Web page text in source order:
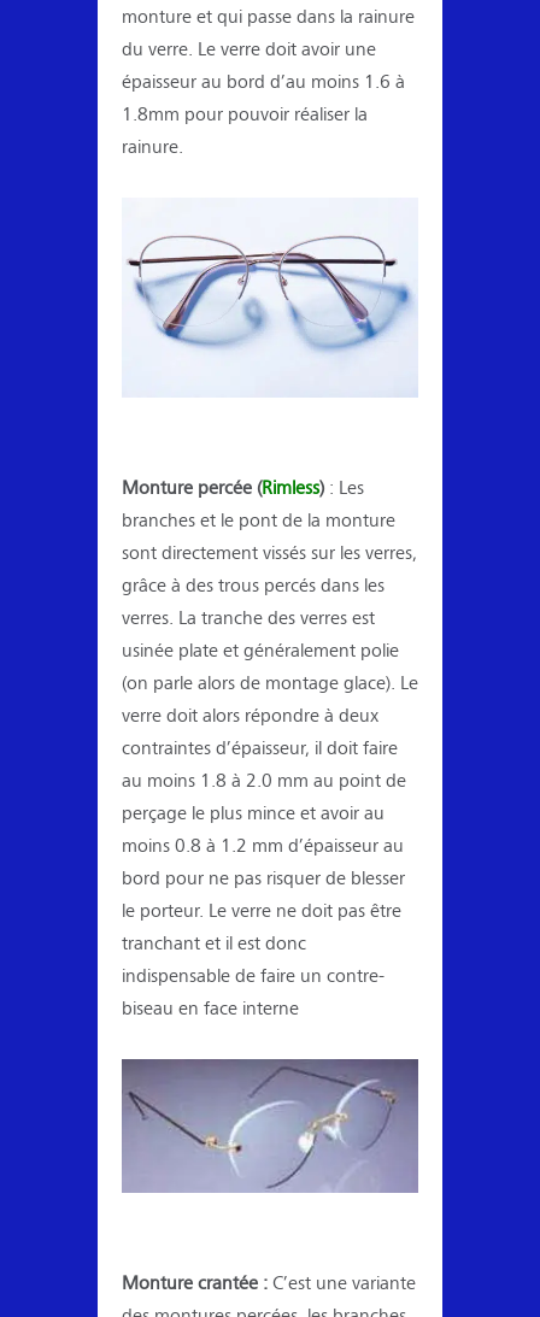
monture et qui passe dans la rainure
du verre. Le verre doit avoir une
épaisseur au bord d’au moins 1.6 à
1.8mm pour pouvoir réaliser la
rainure.
Monture percée (Rimless): Les
branches et le pont de la monture
sont directement vissés sur les verres,
grâce à des trous percés dans les
verres. La tranche des verres est
usinée plate et généralement polie
(on parle alors de montage glace). Le
verre doit alors répondre à deux
contraintes d’épaisseur, il doit faire
au moins 1.8 à 2.0 mm au point de
perçage le plus mince et avoir au
moins 0.8 à 1.2 mm d’épaisseur au
bord pour ne pas risquer de blesser
le porteur. Le verre ne doit pas être
tranchant et il est donc
indispensable de faire un contre-
biseau en face interne
Monture crantée :C’est une variante